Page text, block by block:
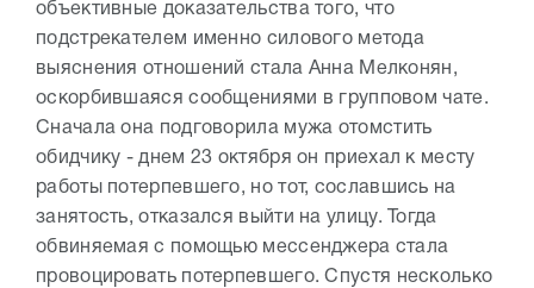
объективные доказательства того, что
подстрекателем именно силового метода
выяснения отношений стала Анна Мелконян,
оскорбившаяся сообщениями в групповом чате.
Сначала она подговорила мужа отомстить
обидчику - днем 23 октября он приехал к месту
работы потерпевшего, но тот, сославшись на
занятость, отказался выйти на улицу. Тогда
обвиняемая с помощью мессенджера стала
провоцировать потерпевшего. Спустя несколько